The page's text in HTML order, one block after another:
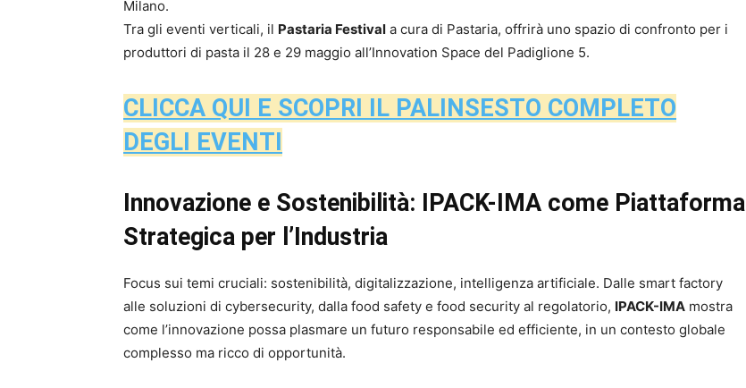
Milano.
Tra gli eventi verticali, il Pastaria Festival a cura di Pastaria, offrirà uno spazio di confronto per i
produttori di pasta il 28 e 29 maggio all’Innovation Space del Padiglione 5.
CLICCA QUI E SCOPRI IL PALINSESTO COMPLETO
DEGLI EVENTI
Innovazione e Sostenibilità: IPACK-IMA come Piattaforma
Strategica per l’Industria
Focus sui temi cruciali: sostenibilità, digitalizzazione, intelligenza artificiale. Dalle smart factory
alle soluzioni di cybersecurity, dalla food safety e food security al regolatorio, IPACK-IMA mostra
come l’innovazione possa plasmare un futuro responsabile ed efficiente, in un contesto globale
complesso ma ricco di opportunità.